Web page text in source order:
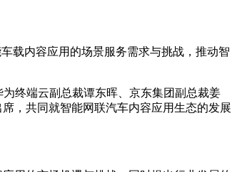
载内容应用的场景服务需求与挑战，推动智
终端云副总裁谭东晖、京东集团副总裁姜
，共同就智能网联汽车内容应用生态的发展